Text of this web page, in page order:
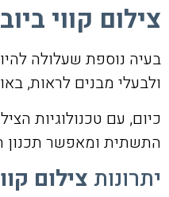
צילום קווי ביוב
בעיה נוספת שעלולה
ולבעלי מבנים לראות,
כיום, עם טכנולוגיות
התשתית ומאפשר תכנון
יתרונות צילום